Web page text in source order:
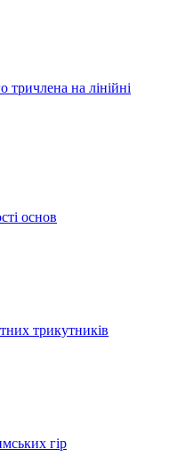
тричлена на лінійні
основ
трикутників
гір